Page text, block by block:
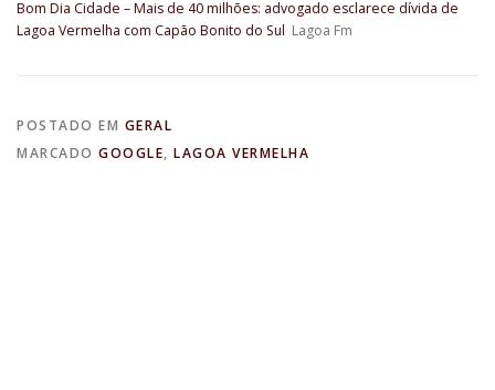
Bom Dia Cidade – Mais de 40 milhões: advogado esclarece dívida de
Lagoa Vermelha com Capão Bonito do Sul Lagoa Fm
POSTADO EM GERAL
MARCADO GOOGLE, LAGOA VERMELHA